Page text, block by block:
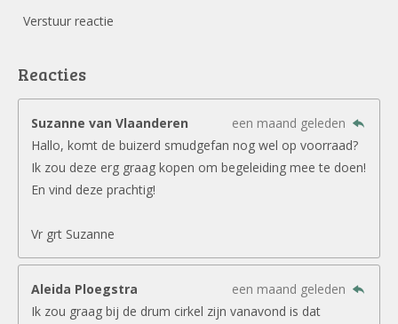
Verstuur reactie
Reacties
Suzanne van Vlaanderen
een maand geleden
Hallo, komt de buizerd smudgefan nog wel op voorraad?
Ik zou deze erg graag kopen om begeleiding mee te doen!
En vind deze prachtig!
Vr grt Suzanne
Aleida Ploegstra
een maand geleden
Ik zou graag bij de drum cirkel zijn vanavond is dat